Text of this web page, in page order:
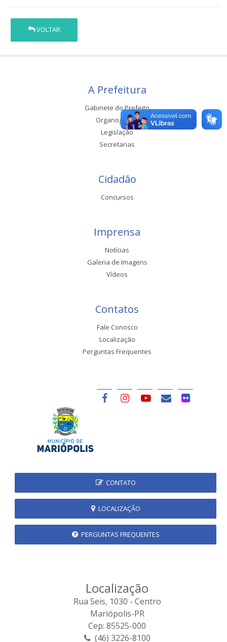
VOLTAR
A Prefeitura
Gabinete do Prefeito
Organograma
Legislação
Secretarias
Cidadão
Concursos
Imprensa
Notícias
Galeria de Imagens
Vídeos
Contatos
Fale Conosco
Localização
Perguntas Frequentes
CONTATO
LOCALIZAÇÃO
PERGUNTAS FREQUENTES
Localização
Rua Seis, 1030 - Centro
Mariópolis-PR
Cep: 85525-000
(46) 3226-8100